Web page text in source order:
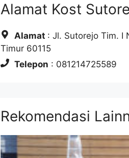
Alamat Kost
Alamat : Jl. Sutorejo Tim. I
Timur 60115
Telepon : 081214725589
Rekomendasi